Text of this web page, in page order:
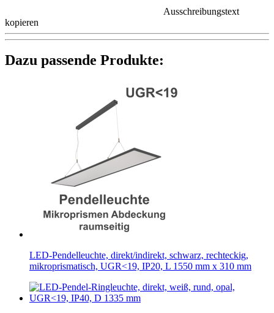
Ausschreibungstext
kopieren
Dazu passende Produkte:
LED-Pendelleuchte, direkt/indirekt, schwarz, rechteckig,
mikroprismatisch, UGR<19, IP20, L 1550 mm x 310 mm